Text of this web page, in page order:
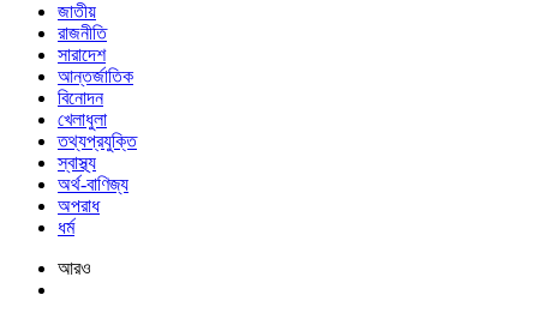
জাতীয়
রাজনীতি
সারাদেশ
আন্তর্জাতিক
বিনোদন
খেলাধুলা
তথ্যপ্রযুক্তি
স্বাস্থ্য
অর্থ-বাণিজ্য
অপরাধ
ধর্ম
আরও